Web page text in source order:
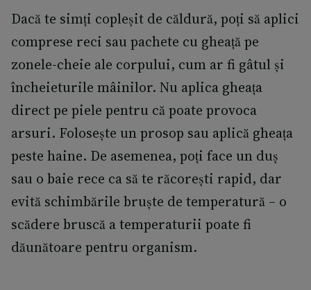
Dacă te simți copleșit de căldură, poți să aplici
comprese reci sau pachete cu gheață pe
zonele-cheie ale corpului, cum ar fi gâtul și
încheieturile mâinilor. Nu aplica gheața
direct pe piele pentru că poate provoca
arsuri. Folosește un prosop sau aplică gheața
peste haine. De asemenea, poți face un duș
sau o baie rece ca să te răcorești rapid, dar
evită schimbările bruște de temperatură – o
scădere bruscă a temperaturii poate fi
dăunătoare pentru organism.